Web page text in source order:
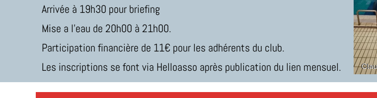
Arrivée à 19h30 pour briefing
Mise a l’eau de 20h00 à 21h00.
Participation financière de 11€ pour les adhérents du club.
Les inscriptions se font via Helloasso après publication du lien mensuel.